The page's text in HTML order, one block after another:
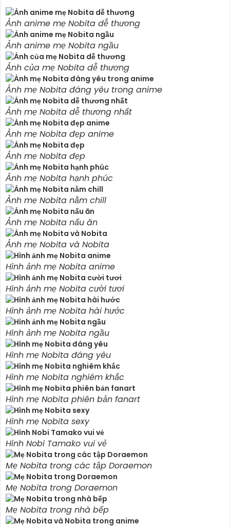
Ảnh anime mẹ Nobita dễ thương
Ảnh anime mẹ Nobita ngầu
Ảnh của mẹ Nobita dễ thương
Ảnh mẹ Nobita đáng yêu trong anime
Ảnh mẹ Nobita dễ thương nhất
Ảnh mẹ Nobita đẹp anime
Ảnh mẹ Nobita đẹp
Ảnh mẹ Nobita hạnh phúc
Ảnh mẹ Nobita nằm chill
Ảnh mẹ Nobita nấu ăn
Ảnh mẹ Nobita và Nobita
Hình ảnh mẹ Nobita anime
Hình ảnh mẹ Nobita cười tươi
Hình ảnh mẹ Nobita hài hước
Hình ảnh mẹ Nobita ngầu
Hình mẹ Nobita đáng yêu
Hình mẹ Nobita nghiêm khắc
Hình mẹ Nobita phiên bản fanart
Hình mẹ Nobita sexy
Hình Nobi Tamako vui vẻ
Mẹ Nobita trong các tập Doraemon
Mẹ Nobita trong Doraemon
Mẹ Nobita trong nhà bếp